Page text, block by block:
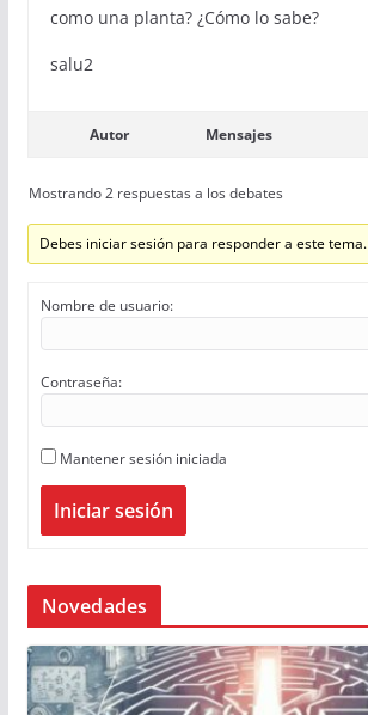
como una planta? ¿Cómo lo sabe?
salu2
Autor Mensajes
Mostrando 2 respuestas a los debates
Debes iniciar sesión para responder a este tema.
Nombre de usuario:
Contraseña:
Mantener sesión iniciada
Iniciar sesión
Novedades